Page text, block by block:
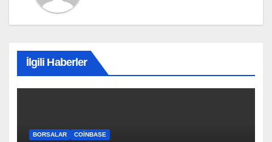
İlgili Haberler
BORSALAR COINBASE